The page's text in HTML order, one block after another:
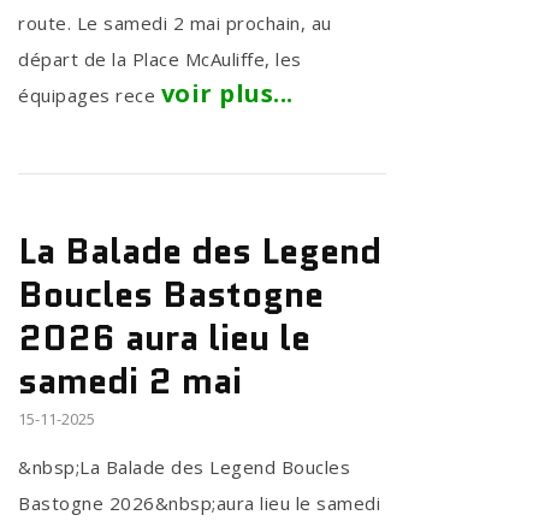
route. Le samedi 2 mai prochain, au
départ de la Place McAuliffe, les
équipages rece voir plus...
La Balade des Legend
Boucles Bastogne
2026 aura lieu le
samedi 2 mai
15-11-2025
&nbsp;La Balade des Legend Boucles
Bastogne 2026&nbsp;aura lieu le samedi